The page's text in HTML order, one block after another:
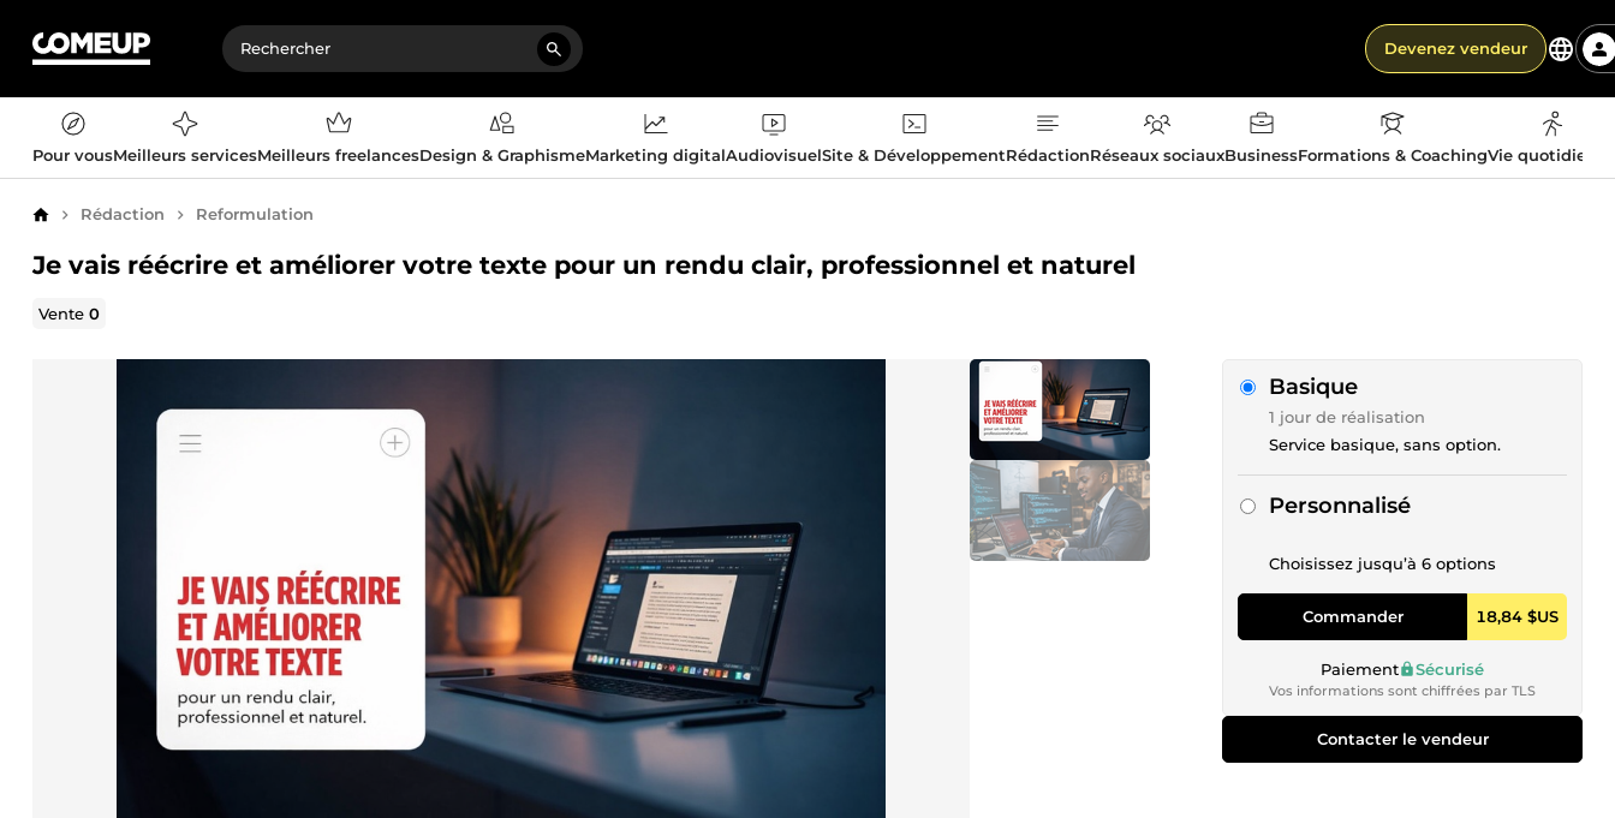
Devenez vendeur
Pour vousMeilleurs servicesMeilleurs freelancesDesign & GraphismeMarketing digitalAudiovisuelSite & DéveloppementRédactionRéseaux sociauxBusinessFormations & CoachingVie
AccueilRédaction Reformulation
Je vais réécrire et améliorer votre texte pour un rendu clair, professionnel et naturel
Vente0
Basique
1 jour de réalisation
Service basique, sans option.
Personnalisé
Choisissez jusqu’à 6 options
Commander 18,84 $US
Paiement Sécurisé
Vos informations sont chiffrées par TLS
Contacter le vendeur